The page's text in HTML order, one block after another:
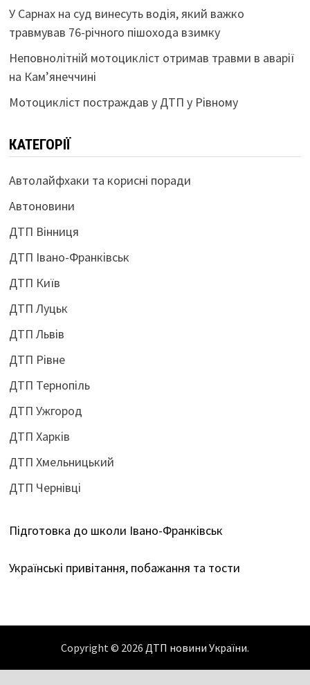
У Сарнах на суд винесуть водія, який важко
травмував 76-річного пішохода взимку
Неповнолітній мотоцикліст отримав травми в аварії
на Кам’янеччині
Мотоцикліст постраждав у ДТП у Рівному
КАТЕГОРІЇ
Автолайфхаки та корисні поради
Автоновини
ДТП Вінниця
ДТП Івано-Франківськ
ДТП Київ
ДТП Луцьк
ДТП Львів
ДТП Рівне
ДТП Тернопіль
ДТП Ужгород
ДТП Харків
ДТП Хмельницький
ДТП Чернівці
Підготовка до школи Івано-Франківськ
Українські привітання, побажання та тости
Copyright © 2026 ДТП новини України.